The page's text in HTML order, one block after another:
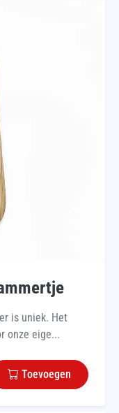
is uniek. Het
onze eige...
Toevoegen